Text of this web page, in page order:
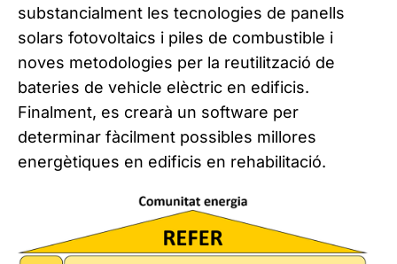
substancialment les tecnologies de panells
solars fotovoltaics i piles de combustible i
noves metodologies per la reutilització de
bateries de vehicle elèctric en edificis.
Finalment, es crearà un software per
determinar fàcilment possibles millores
energètiques en edificis en rehabilitació.